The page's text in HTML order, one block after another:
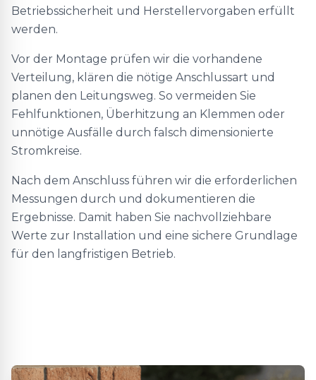
Betriebssicherheit und Herstellervorgaben erfüllt
werden.
Vor der Montage prüfen wir die vorhandene
Verteilung, klären die nötige Anschlussart und
planen den Leitungsweg. So vermeiden Sie
Fehlfunktionen, Überhitzung an Klemmen oder
unnötige Ausfälle durch falsch dimensionierte
Stromkreise.
Nach dem Anschluss führen wir die erforderlichen
Messungen durch und dokumentieren die
Ergebnisse. Damit haben Sie nachvollziehbare
Werte zur Installation und eine sichere Grundlage
für den langfristigen Betrieb.